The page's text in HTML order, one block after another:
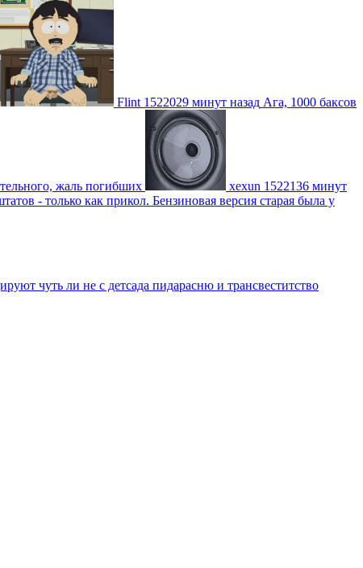
Flint 1522029 минут назад Ага, 1000 баксов
жаль погибших xexun 1522136 минут
- только как прикол. Бензиновая версия старая была у
чуть ли не с детсада пидарасню и трансвеститство